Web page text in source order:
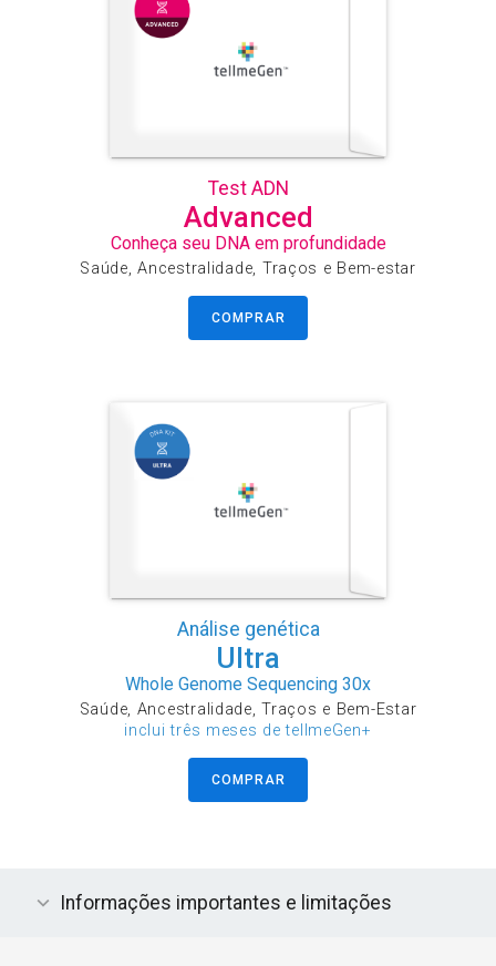
Test ADN
Advanced
Conheça seu DNA em profundidade
Saúde, Ancestralidade, Traços e Bem-estar
COMPRAR
Análise genética
Ultra
Whole Genome Sequencing 30x
Saúde, Ancestralidade, Traços e Bem-Estar
inclui três meses de tellmeGen+
COMPRAR
Informações importantes e limitações